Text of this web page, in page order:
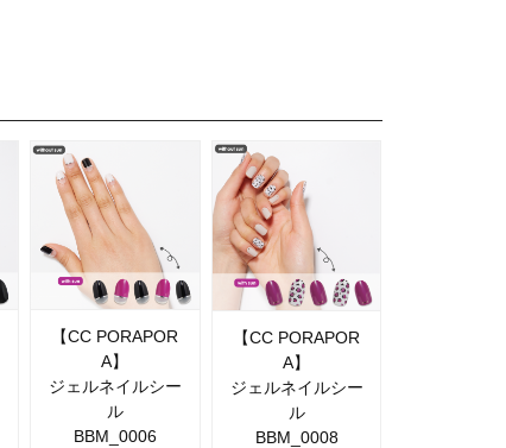
【CC PORAPOR
A】
ジェルネイルシー
ル
BBM_0006
【CC PORAPOR
A】
ジェルネイルシー
ル
BBM_0008